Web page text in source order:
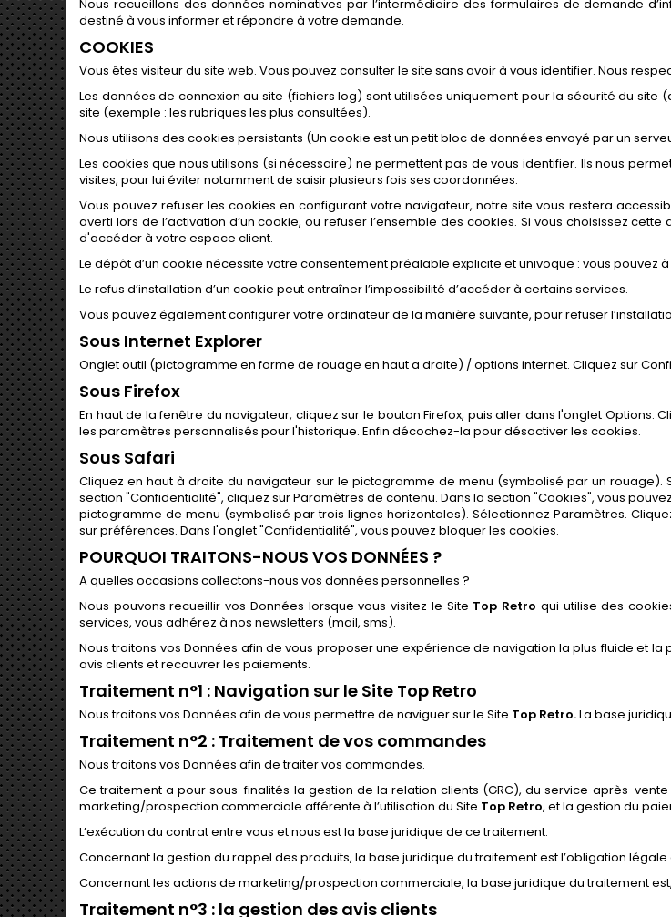
Nous recueillons des données nominatives par l’intermédiaire des formulaires de demande
destiné à vous informer et répondre à votre demande.
COOKIES
Vous êtes visiteur du site web. Vous pouvez consulter le site sans avoir à vous identifier. Nous
Les données de connexion au site (fichiers log) sont utilisées uniquement pour la sécurité du
site (exemple : les rubriques les plus consultées).
Nous utilisons des cookies persistants (Un cookie est un petit bloc de données envoyé par un
Les cookies que nous utilisons (si nécessaire) ne permettent pas de vous identifier. Ils nous
visites, pour lui éviter notamment de saisir plusieurs fois ses coordonnées.
Vous pouvez refuser les cookies en configurant votre navigateur, notre site vous restera
averti lors de l’activation d’un cookie, ou refuser l’ensemble des cookies. Si vous choisissez
d'accéder à votre espace client.
Le dépôt d’un cookie nécessite votre consentement préalable explicite et univoque : vous
Le refus d’installation d’un cookie peut entraîner l’impossibilité d’accéder à certains services.
Vous pouvez également configurer votre ordinateur de la manière suivante, pour refuser
Sous Internet Explorer
Onglet outil (pictogramme en forme de rouage en haut a droite) / options internet. Cliquez sur
Sous Firefox
En haut de la fenêtre du navigateur, cliquez sur le bouton Firefox, puis aller dans l'onglet Options.
les paramètres personnalisés pour l'historique. Enfin décochez-la pour désactiver les cookies.
Sous Safari
Cliquez en haut à droite du navigateur sur le pictogramme de menu (symbolisé par un rouage).
section "Confidentialité", cliquez sur Paramètres de contenu. Dans la section "Cookies", vous
pictogramme de menu (symbolisé par trois lignes horizontales). Sélectionnez Paramètres.
sur préférences. Dans l'onglet "Confidentialité", vous pouvez bloquer les cookies.
POURQUOI TRAITONS-NOUS VOS DONNÉES ?
A quelles occasions collectons-nous vos données personnelles ?
Nous pouvons recueillir vos Données lorsque vous visitez le Site Top Retro qui utilise des
services, vous adhérez à nos newsletters (mail, sms).
Nous traitons vos Données afin de vous proposer une expérience de navigation la plus fluide et la
avis clients et recouvrer les paiements.
Traitement n°1 : Navigation sur le Site Top Retro
Nous traitons vos Données afin de vous permettre de naviguer sur le Site Top Retro.La base
Traitement n°2 : Traitement de vos commandes
Nous traitons vos Données afin de traiter vos commandes.
Ce traitement a pour sous-finalités la gestion de la relation clients (GRC), du service après-
marketing/prospection commerciale afférente à l’utilisation du Site Top Retro, et la gestion du
L’exécution du contrat entre vous et nous est la base juridique de ce traitement.
Concernant la gestion du rappel des produits, la base juridique du traitement est l’obligation légale
Concernant les actions de marketing/prospection commerciale, la base juridique du traitement
Traitement n°3 : la gestion des avis clients